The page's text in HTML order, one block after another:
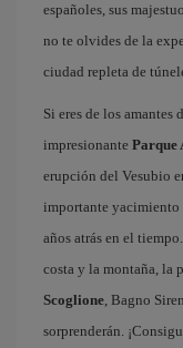
españoles, sus
no te olvides de la
ciudad repleta de
Si eres de los amantes
impresionante Parque
erupción del Vesubio
importante yacimiento
años atrás en el
costa y la montaña, la
Scoglione, Bagno
sorprenderán.